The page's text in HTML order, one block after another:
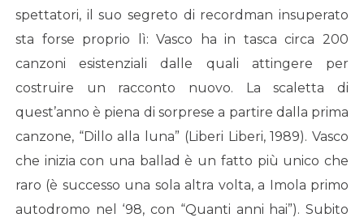
spettatori, il suo segreto di recordman insuperato
sta forse proprio lì: Vasco ha in tasca circa 200
canzoni esistenziali dalle quali attingere per
costruire un racconto nuovo. La scaletta di
quest’anno è piena di sorprese a partire dalla prima
canzone, “Dillo alla luna” (Liberi Liberi, 1989). Vasco
che inizia con una ballad è un fatto più unico che
raro (è successo una sola altra volta, a Imola primo
autodromo nel ‘98, con “Quanti anni hai”). Subito